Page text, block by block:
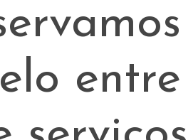
esse